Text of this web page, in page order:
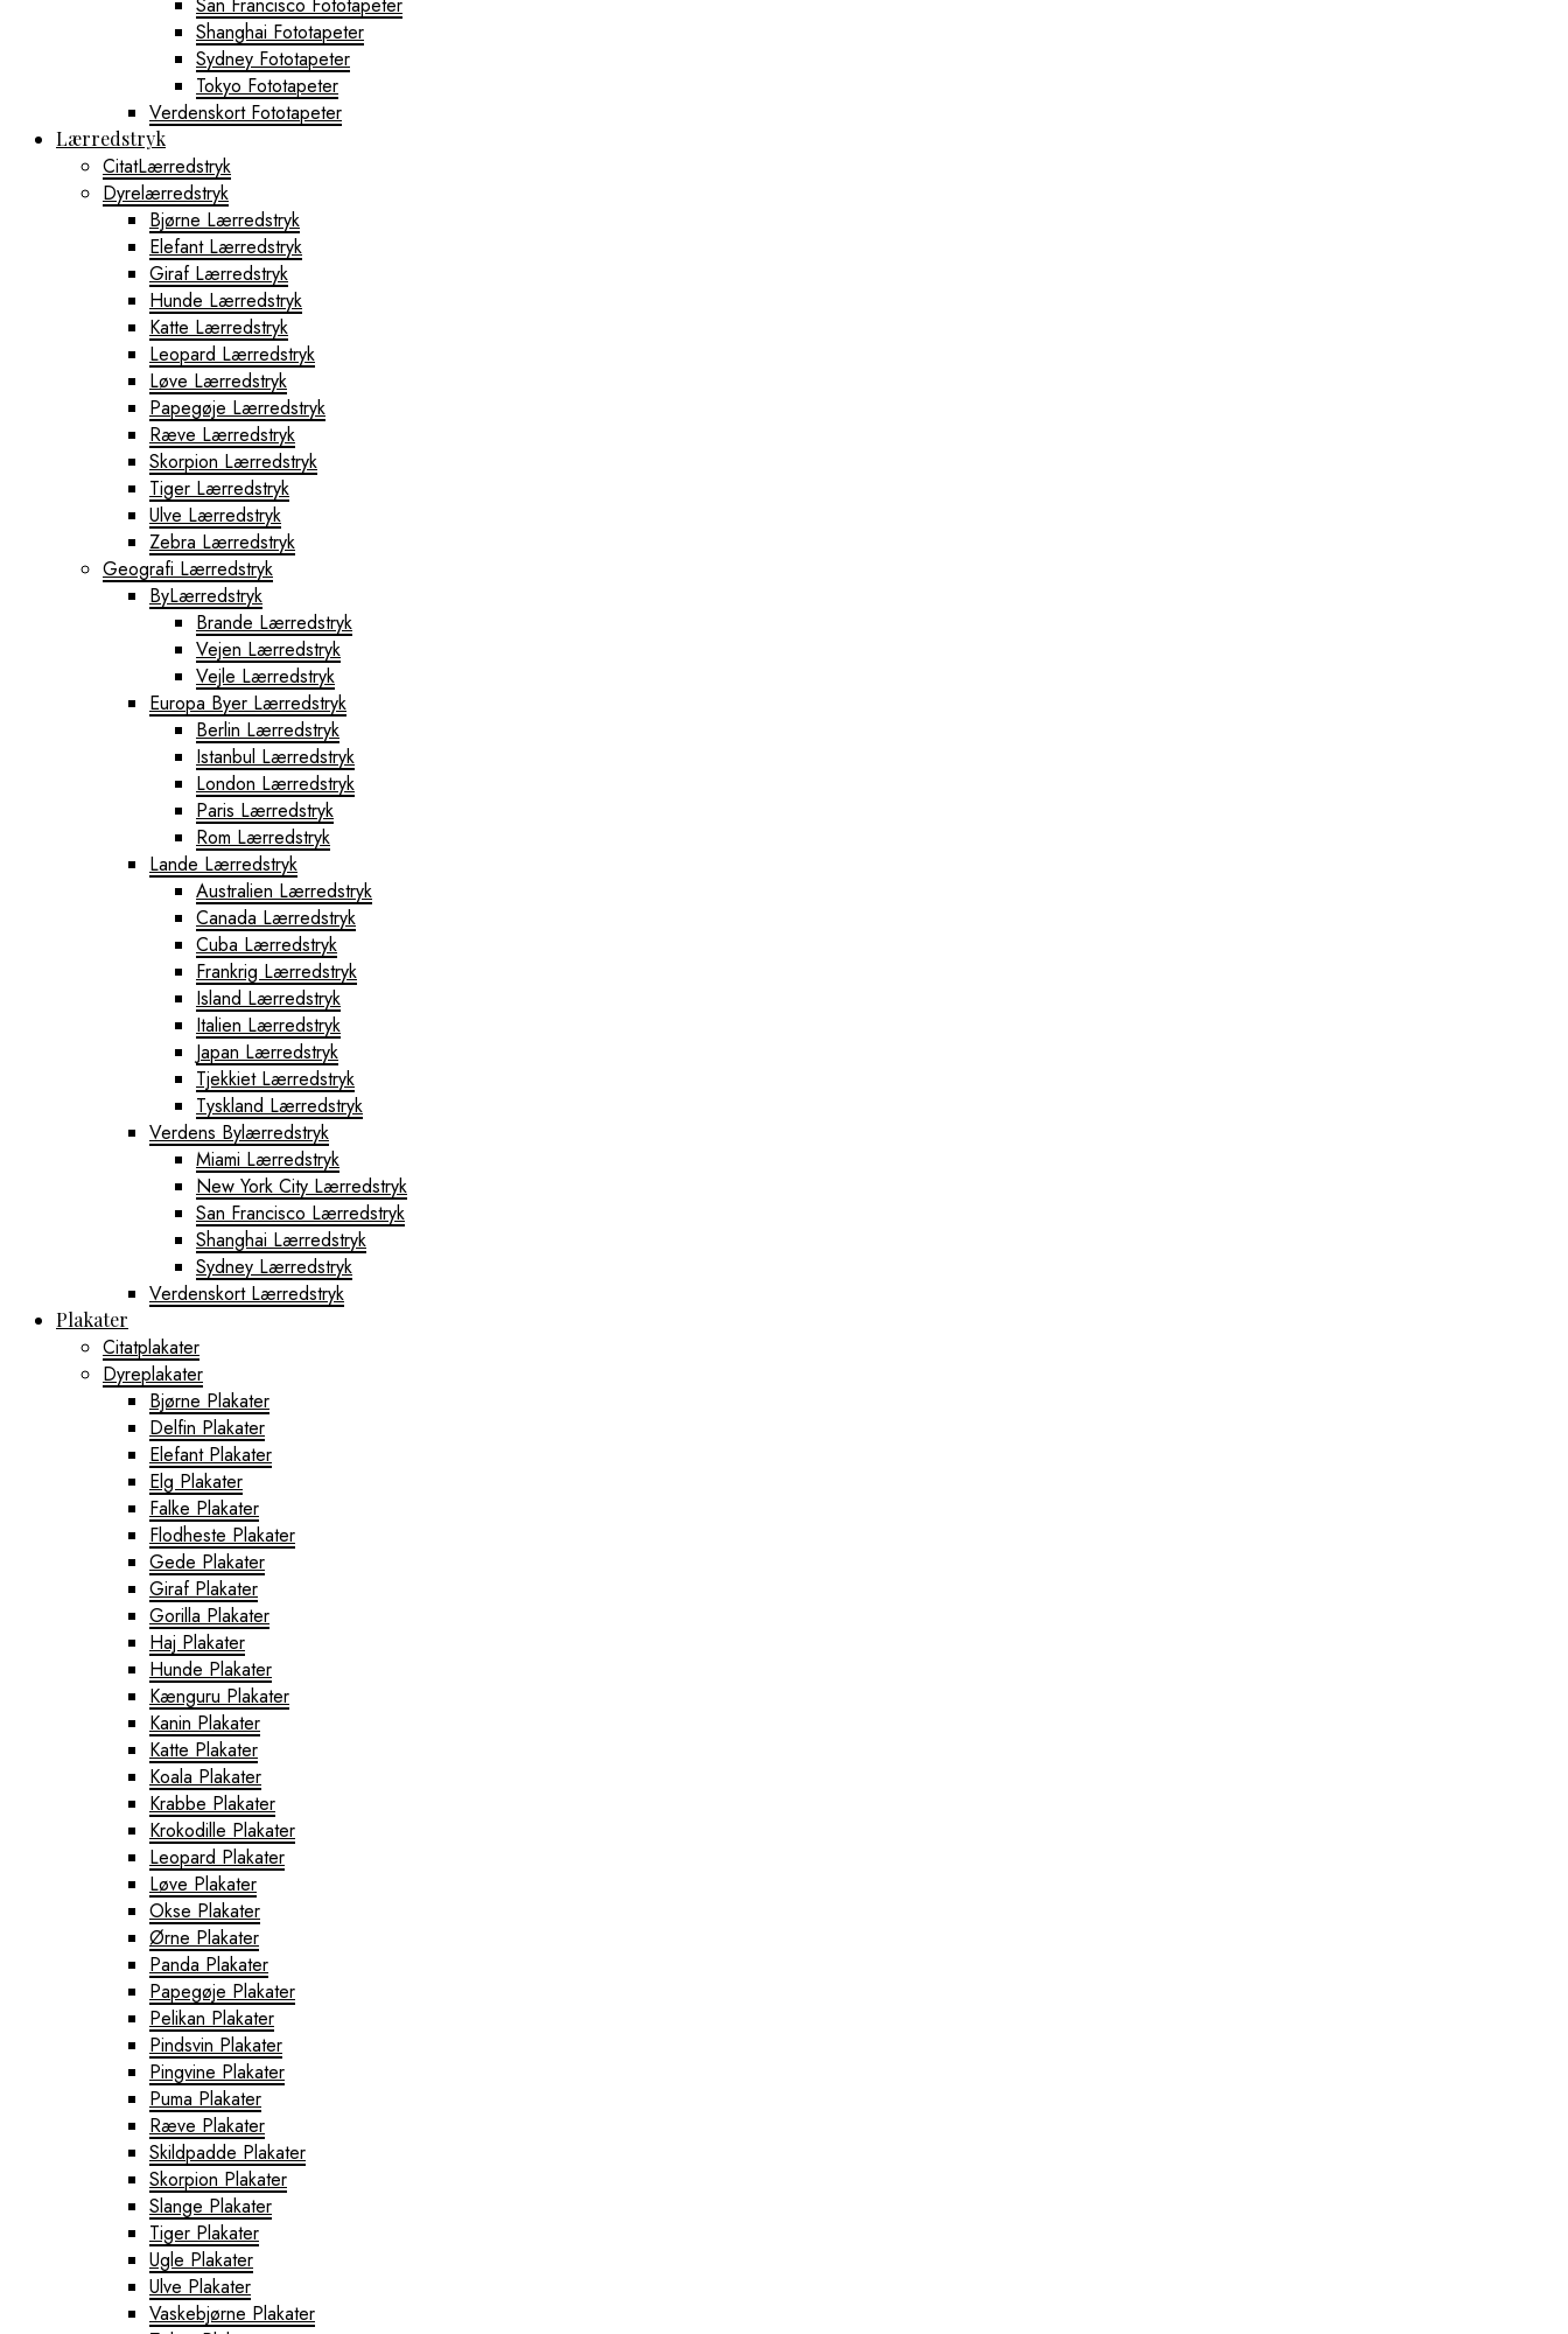
Shanghai Fototapeter
Sydney Fototapeter
Tokyo Fototapeter
Verdenskort Fototapeter
Lærredstryk
CitatLærredstryk
Dyrelærredstryk
Bjørne Lærredstryk
Elefant Lærredstryk
Giraf Lærredstryk
Hunde Lærredstryk
Katte Lærredstryk
Leopard Lærredstryk
Løve Lærredstryk
Papegøje Lærredstryk
Ræve Lærredstryk
Skorpion Lærredstryk
Tiger Lærredstryk
Ulve Lærredstryk
Zebra Lærredstryk
Geografi Lærredstryk
ByLærredstryk
Brande Lærredstryk
Vejen Lærredstryk
Vejle Lærredstryk
Europa Byer Lærredstryk
Berlin Lærredstryk
Istanbul Lærredstryk
London Lærredstryk
Paris Lærredstryk
Rom Lærredstryk
Lande Lærredstryk
Australien Lærredstryk
Canada Lærredstryk
Cuba Lærredstryk
Frankrig Lærredstryk
Island Lærredstryk
Italien Lærredstryk
Japan Lærredstryk
Tjekkiet Lærredstryk
Tyskland Lærredstryk
Verdens Bylærredstryk
Miami Lærredstryk
New York City Lærredstryk
San Francisco Lærredstryk
Shanghai Lærredstryk
Sydney Lærredstryk
Verdenskort Lærredstryk
Plakater
Citatplakater
Dyreplakater
Bjørne Plakater
Delfin Plakater
Elefant Plakater
Elg Plakater
Falke Plakater
Flodheste Plakater
Gede Plakater
Giraf Plakater
Gorilla Plakater
Haj Plakater
Hunde Plakater
Kænguru Plakater
Kanin Plakater
Katte Plakater
Koala Plakater
Krabbe Plakater
Krokodille Plakater
Leopard Plakater
Løve Plakater
Okse Plakater
Ørne Plakater
Panda Plakater
Papegøje Plakater
Pelikan Plakater
Pindsvin Plakater
Pingvine Plakater
Puma Plakater
Ræve Plakater
Skildpadde Plakater
Skorpion Plakater
Slange Plakater
Tiger Plakater
Ugle Plakater
Ulve Plakater
Vaskebjørne Plakater